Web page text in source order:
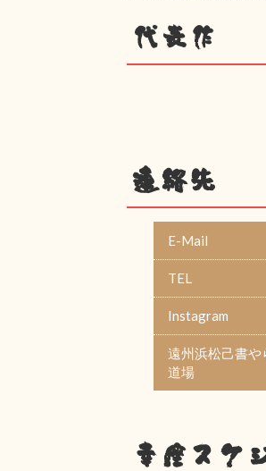
代表作
連絡先
E-Mail
TEL
Instagram
遠州浜松己書や
道場
幸座スケ